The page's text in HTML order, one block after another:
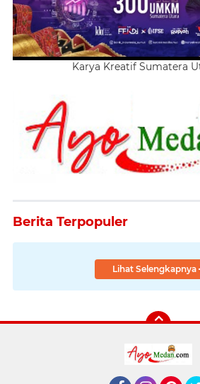
Karya Kreatif Sumatera
Berita Terpopuler
Lihat Selengkapnya